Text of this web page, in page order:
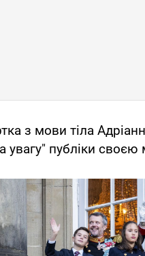
з мови тіла
увагу" публіки